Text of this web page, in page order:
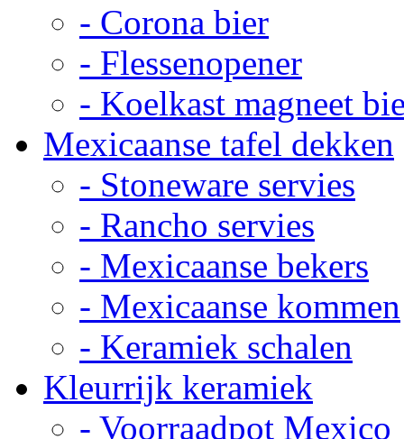
- Corona bier
- Flessenopener
- Koelkast magneet
Mexicaanse tafel dekken
- Stoneware servies
- Rancho servies
- Mexicaanse bekers
- Mexicaanse kommen
- Keramiek schalen
Kleurrijk keramiek
- Voorraadpot Mexico